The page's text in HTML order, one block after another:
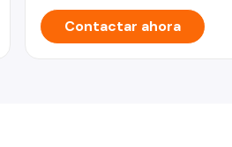
Contactar ahora